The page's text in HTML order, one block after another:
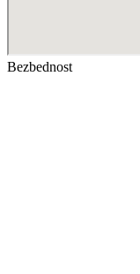
Bezbednost